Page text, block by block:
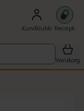
Kundklubb Recept
Varukorg